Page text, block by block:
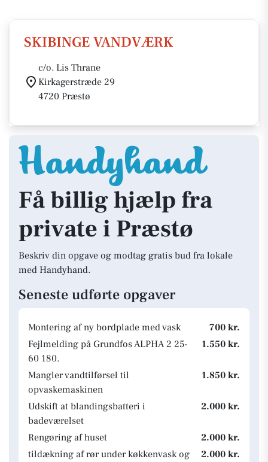
SKIBINGE VANDVÆRK
c/o. Lis Thrane
Kirkagerstræde 29
4720 Præstø
Få billig hjælp fra
private i Præstø
Beskriv din opgave og modtag gratis bud fra lokale
med Handyhand.
Seneste udførte opgaver
Montering af ny bordplade med vask
700 kr.
Fejlmelding på Grundfos ALPHA 2 25-
60 180.
1.550 kr.
Mangler vandtilførsel til
opvaskemaskinen
1.850 kr.
Udskift at blandingsbatteri i
badeværelset
2.000 kr.
Rengøring af huset
2.000 kr.
tildækning af rør under køkkenvask og
2.000 kr.